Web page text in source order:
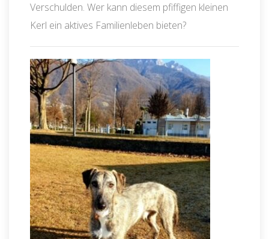
Verschulden. Wer kann diesem pfiffigen kleinen
Kerl ein aktives Familienleben bieten?